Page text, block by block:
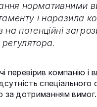
нормативними
і наразила
на потенційні
регулятора.
перевірив компанію
спеціального
за дотриманням вимог.